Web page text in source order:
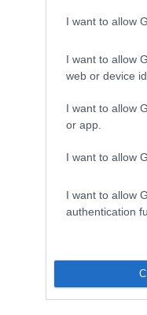
I want to allow
I want to allow
web or device
I want to allow
or app.
I want to allow
I want to allow
authentication
hrane,
koji će osloboditi